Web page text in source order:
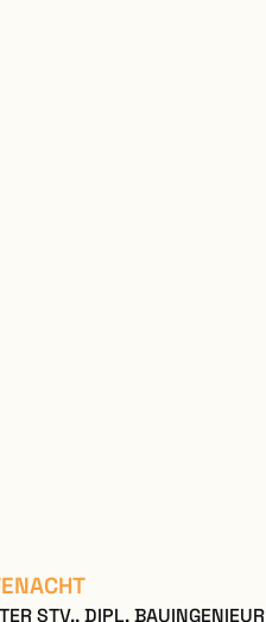
STV., DIPL. BAUINGENIEUR